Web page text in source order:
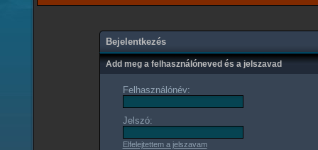
Bejelentkezés
Add meg a felhasználóneved és a jelszavad
Felhasználónév:
Jelszó:
Elfelejtettem a jelszavam